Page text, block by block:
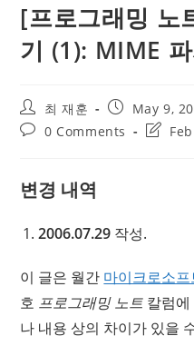
[프로그래밍
기 (1): MIME
Post
author:
최 재훈
Post
published:
May 9,
Post0 Comments
Post
변경 내역
2006.07.29 작성.
이 글은 월간 마이크로소
호 프로그래밍 노트 칼럼
나 내용 상의 차이가 있을